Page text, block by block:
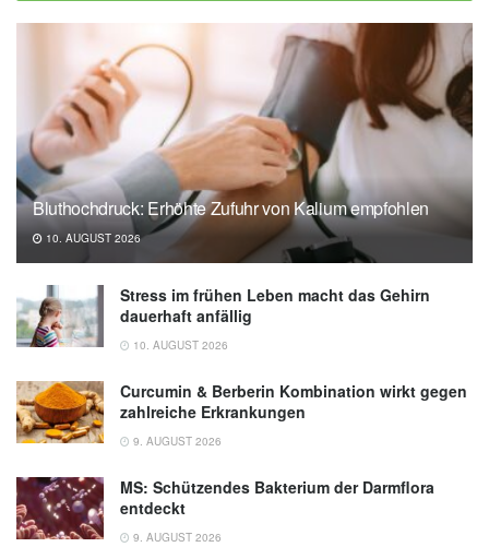
increased impulsivity and decreased positive
affect in young adults, in Sleep (Veröffentlicht
19.04.2020), Sleep
Bluthochdruck: Erhöhte Zufuhr von Kalium empfohlen
10. AUGUST 2026
Stress im frühen Leben macht das Gehirn
dauerhaft anfällig
10. AUGUST 2026
Curcumin & Berberin Kombination wirkt gegen
zahlreiche Erkrankungen
9. AUGUST 2026
MS: Schützendes Bakterium der Darmflora
entdeckt
9. AUGUST 2026